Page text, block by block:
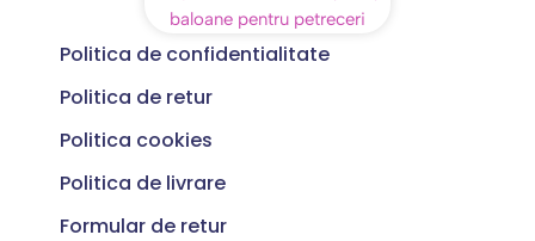
Politica de confidentialitate
Politica de retur
Politica cookies
Politica de livrare
Formular de retur